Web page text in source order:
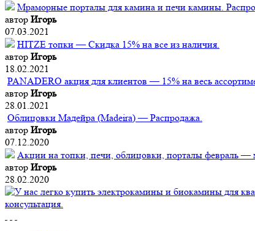
Мраморные порталы для камина и печи камины.
автор Игорь
07.03.2021
HITZE топки — Скидка 15% на все из наличия.
автор Игорь
18.02.2021
PANADERO акция для клиентов — 15% на весь
автор Игорь
28.01.2021
Облицовки Мадейра (Мadeira) — Распродажа.
автор Игорь
07.12.2020
Акции на топки, печи, облицовки, порталы февраль —
автор Игорь
28.02.2020